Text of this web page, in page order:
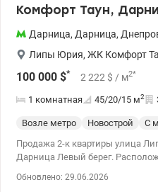
Комфорт Таун,
Дарница, Дарница,
Липы Юрия, ЖК Комфорт
100 000 $* 2 222 $ / м2*
1 комнатная 45/20/15 м2
Возле метро Новострой С
Продажа 2-к квартиры улица
Дарница Левый берег. Расположена на 3 этаже 7-ми этажного
Обновлено: 29.06.2026